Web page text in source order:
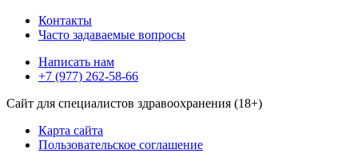
Контакты
Часто задаваемые вопросы
Написать нам
+7 (977) 262-58-66
Сайт для специалистов здравоохранения (18+)
Карта сайта
Пользовательское соглашение